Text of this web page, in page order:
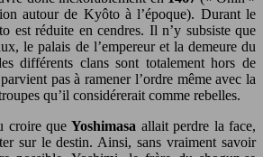
autour de Kyôto à l’époque). Durant le
est réduite en cendres. Il n’y subsiste que
le palais de l’empereur et la demeure du
différents clans sont totalement hors de
pas à ramener l’ordre même avec la
qu’il considérerait comme rebelles.
croire queYoshimasa allait perdre la face,
sur le destin. Ainsi, sans vraiment savoir